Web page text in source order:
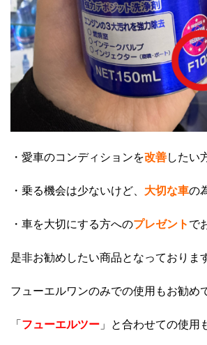
・愛車のコンディションを改善したい
・乗る機会は少ないけど、 大切な車の
・車を大切にする方へのプレゼント で
是非お勧めしたい商品となっておりま
フューエルワンのみでの使用もお勧め
「フューエルツー 」と合わせての使用